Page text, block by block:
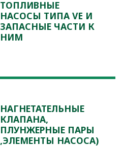
ТОПЛИВНЫЕ
НАСОСЫ ТИПА VE И
ЗАПАСНЫЕ ЧАСТИ К
НИМ
НАГНЕТАТЕЛЬНЫЕ
КЛАПАНА,
ПЛУНЖЕРНЫЕ ПАРЫ
,ЭЛЕМЕНТЫ НАСОСА)